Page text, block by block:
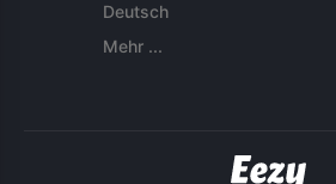
Deutsch
Mehr ...